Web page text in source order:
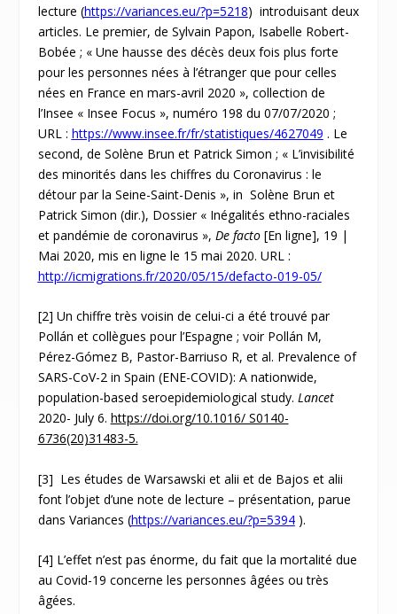
lecture (https://variances.eu/?p=5218) introduisant deux
articles. Le premier, de Sylvain Papon, Isabelle Robert-
Bobée ; « Une hausse des décès deux fois plus forte
pour les personnes nées à l’étranger que pour celles
nées en France en mars-avril 2020 », collection de
l’Insee « Insee Focus », numéro 198 du 07/07/2020 ;
URL : https://www.insee.fr/fr/statistiques/4627049 . Le
second, de Solène Brun et Patrick Simon ; « L’invisibilité
des minorités dans les chiffres du Coronavirus : le
détour par la Seine-Saint-Denis », in Solène Brun et
Patrick Simon (dir.), Dossier « Inégalités ethno-raciales
et pandémie de coronavirus », De facto[En ligne], 19 |
Mai 2020, mis en ligne le 15 mai 2020. URL :
http://icmigrations.fr/2020/05/15/defacto-019-05/
[2] Un chiffre très voisin de celui-ci a été trouvé par
Pollán et collègues pour l’Espagne ; voir Pollán M,
Pérez-Gómez B, Pastor-Barriuso R, et al. Prevalence of
SARS-CoV-2 in Spain (ENE-COVID): A nationwide,
population-based seroepidemiological study. Lancet
2020- July 6. https://doi.org/10.1016/ S0140-
6736(20)31483-5.
[3] Les études de Warsawski et alii et de Bajos et alii
font l’objet d’une note de lecture – présentation, parue
dans Variances (https://variances.eu/?p=5394).
[4] L’effet n’est pas énorme, du fait que la mortalité due
au Covid-19 concerne les personnes âgées ou très
âgées.